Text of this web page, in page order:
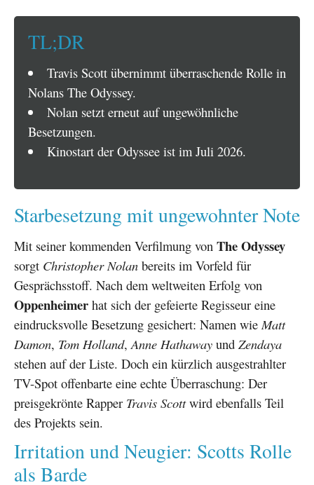
TL;DR
Travis Scott übernimmt überraschende Rolle in
Nolans The Odyssey.
Nolan setzt erneut auf ungewöhnliche
Besetzungen.
Kinostart der Odyssee ist im Juli 2026.
Starbesetzung mit ungewohnter Note
Mit seiner kommenden Verfilmung von The Odyssey
sorgt Christopher Nolan bereits im Vorfeld für
Gesprächsstoff. Nach dem weltweiten Erfolg von
Oppenheimer hat sich der gefeierte Regisseur eine
eindrucksvolle Besetzung gesichert: Namen wieMatt
Damon, Tom Holland,Anne Hathaway und Zendaya
stehen auf der Liste. Doch ein kürzlich ausgestrahlter
TV-Spot offenbarte eine echte Überraschung: Der
preisgekrönte Rapper Travis Scottwird ebenfalls Teil
des Projekts sein.
Irritation und Neugier: Scotts Rolle
als Barde